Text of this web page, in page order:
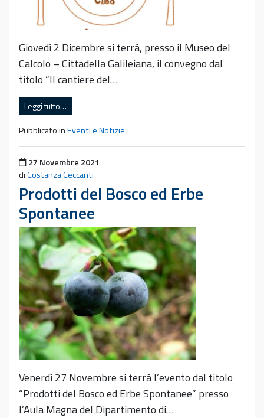
Giovedì 2 Dicembre si terrà, presso il Museo del
Calcolo – Cittadella Galileiana, il convegno dal
titolo “Il cantiere del…
Leggi tutto…
Pubblicato inEventi e Notizie
Pubblicato il
27 Novembre 2021
diCostanza Ceccanti
Prodotti del Bosco ed Erbe
Spontanee
Venerdì 27 Novembre si terrà l’evento dal titolo
“Prodotti del Bosco ed Erbe Spontanee” presso
l’Aula Magna del Dipartimento di…